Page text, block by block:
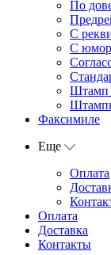
По
С
С
Штамп
Факсимиле
Еще
Оплата
Оплата
Доставка
Контакты